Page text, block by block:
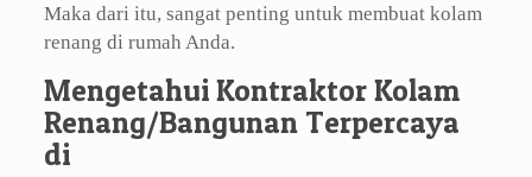
Maka dari itu, sangat penting untuk membuat kolam
renang di rumah Anda.
Mengetahui Kontraktor Kolam
Renang/Bangunan Terpercaya
di